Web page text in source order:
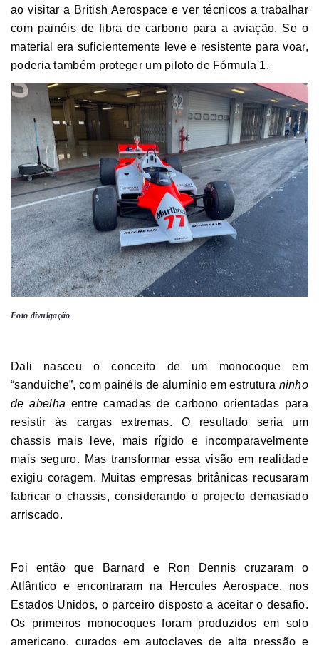
ao visitar a British Aerospace e ver técnicos a trabalhar
com painéis de fibra de carbono para a aviação. Se o
material era suficientemente leve e resistente para voar,
poderia também proteger um piloto de Fórmula 1.
Foto divulgação
Dali nasceu o conceito de um monocoque em
“sanduíche”, com painéis de alumínio em estrutura ninho
de abelha entre camadas de carbono orientadas para
resistir às cargas extremas. O resultado seria um
chassis mais leve, mais rígido e incomparavelmente
mais seguro. Mas transformar essa visão em realidade
exigiu coragem. Muitas empresas britânicas recusaram
fabricar o chassis, considerando o projecto demasiado
arriscado.
Foi então que Barnard e Ron Dennis cruzaram o
Atlântico e encontraram na Hercules Aerospace, nos
Estados Unidos, o parceiro disposto a aceitar o desafio.
Os primeiros monocoques foram produzidos em solo
americano, curados em autoclaves de alta pressão e